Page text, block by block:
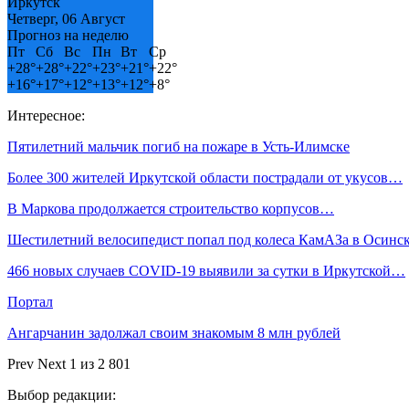
Четверг, 06 Август
Прогноз на неделю
Пт
Сб Вс Пн Вт
Ср
+28°+28°+22°+23°+21°+22°
+16°+17°+12°+13°+12°+8°
Интересное:
Пятилетний мальчик погиб на пожаре в Усть-Илимске
Более 300 жителей Иркутской области пострадали от укусов…
В Маркова продолжается строительство корпусов…
Шестилетний велосипедист попал под колеса КамАЗа в
466 новых случаев COVID-19 выявили за сутки в Иркутской…
Портал
Ангарчанин задолжал своим знакомым 8 млн рублей
Prev Next 1 из 2 801
Выбор редакции: